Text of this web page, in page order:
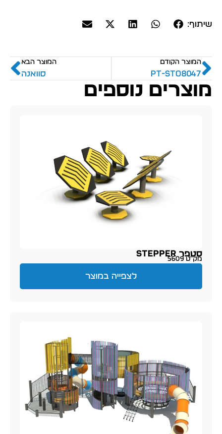
שיתוף:
המוצר הקודם
PT-sto8047
המוצר הבא
סוואנה
מוצרים נוספים
סטפר Stepper
מק״ט 5609
לצפייה במוצר